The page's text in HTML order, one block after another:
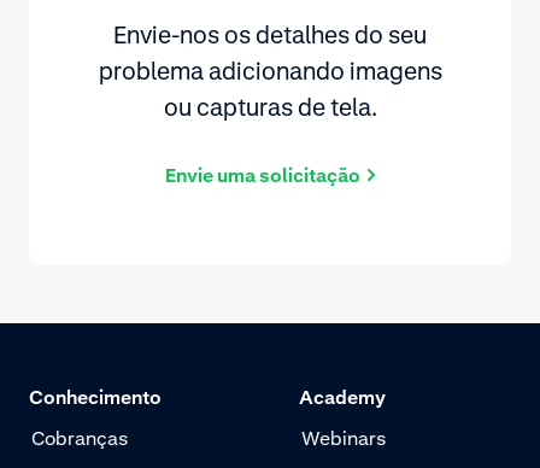
Envie-nos os detalhes do seu
problema adicionando imagens
ou capturas de tela.
Envie uma solicitação
Conhecimento
Cobranças
Academy
Webinars